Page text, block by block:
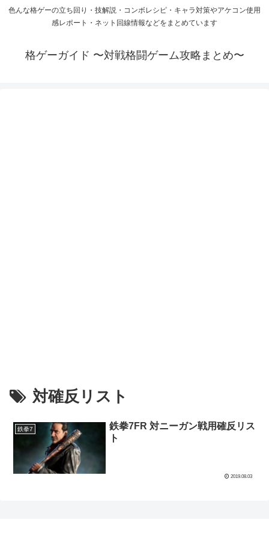
色んな格ゲーの立ち回り・技解説・コンボレシピ・キャラ対策やアケコン使用
感レポート・ネット回線情報などをまとめています
格ゲーガイド 〜対戦格闘ゲーム攻略まとめ〜
対確反リスト
鉄拳7
鉄拳7FR 対ニーガン戦用確反リス
ト
2019.08.03